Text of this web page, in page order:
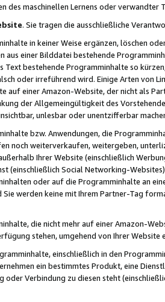
des maschinellen Lernens oder
. Sie tragen die ausschließliche
in keiner Weise ergänzen, löschen
aus einer Bilddatei bestehende
Text bestehende Programminhalte so
oder irreführend wird. Einige Arten von
auf einer Amazon-Website, der nicht als
der Allgemeingültigkeit des
unlesbar oder unentzifferbar
bzw. Anwendungen, die
noch weiterverkaufen, weitergeben,
Ihrer Website (einschließlich
(einschließlich Social Networking-
oder auf die Programminhalte an
Sie werden keine mit Ihrem Partner-Tag
die nicht mehr auf einer Amazon-
stehen, umgehend von Ihrer
einschließlich in den
ein bestimmtes Produkt, eine
oder Verbindung zu diesen steht